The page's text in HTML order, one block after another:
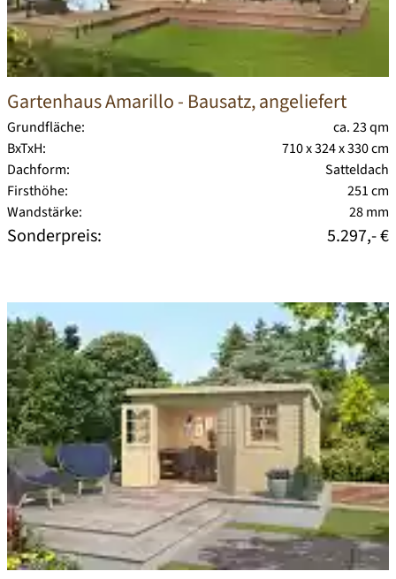
Gartenhaus Amarillo- Bausatz, angeliefert
Grundfläche:
ca. 23 qm
BxTxH:
710 x 324 x 330 cm
Dachform:
Satteldach
Firsthöhe:
251 cm
Wandstärke:
28 mm
Sonderpreis: 5.297,- €